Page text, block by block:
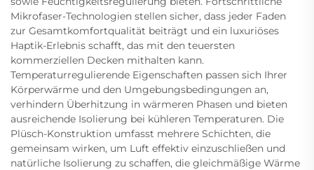
Mikrofaser-Technologien stellen sicher, dass jeder Faden
zur Gesamtkomfortqualität beiträgt und ein luxuriöses
Haptik-Erlebnis schafft, das mit den teuersten
kommerziellen Decken mithalten kann.
Temperaturregulierende Eigenschaften passen sich Ihrer
Körperwärme und den Umgebungsbedingungen an,
verhindern Überhitzung in wärmeren Phasen und bieten
ausreichende Isolierung bei kühleren Temperaturen. Die
Plüsch-Konstruktion umfasst mehrere Schichten, die
gemeinsam wirken, um Luft effektiv einzuschließen und
natürliche Isolierung zu schaffen, die gleichmäßige Wärme